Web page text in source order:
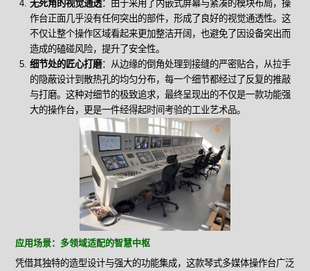
无死角的视觉通透：由于采用了内嵌式屏幕与紧凑的模块布局，操
作台正面几乎没有任何突出的部件，形成了良好的视觉通透性。这
不仅让整个操作区域看起来更加整洁开阔，也避免了因设备突出而
造成的磕碰风险，提升了安全性。
细节处的匠心打磨：从边缘的倒角处理到接缝的严密贴合，从拉手
的隐蔽设计到散热孔的均匀分布，每一个细节都经过了反复的推敲
与打磨。这种对细节的极致追求，最终呈现出的不仅是一款功能强
大的操作台，更是一件经得起时间考验的工业艺术品。
应用场景：多领域适配的智慧中枢
凭借其独特的造型设计与强大的功能集成，这款琴式多媒体操作台广泛